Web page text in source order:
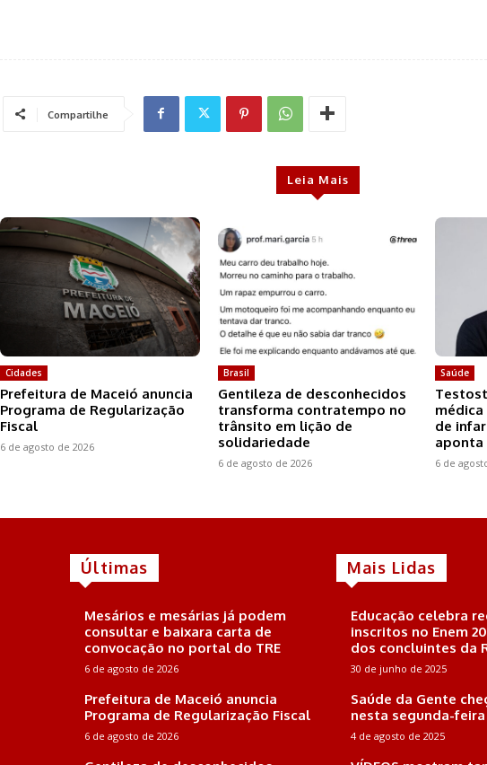
Compartilhe
Leia Mais
Cidades
Prefeitura de Maceió anuncia
Programa de Regularização
Fiscal
6 de agosto de 2026
Brasil
Gentileza de desconhecidos
transforma contratempo no
trânsito em lição de
solidariedade
6 de agosto de 2026
Saúde
de
aponta
6 de
Últimas
Mesários e mesárias já podem
consultar e baixara carta de
convocação no portal do TRE
6 de agosto de 2026
Prefeitura de Maceió anuncia
Programa de Regularização Fiscal
6 de agosto de 2026
Mais Lidas
Educação celebra
inscritos no Enem
dos concluintes da
30 de junho de 2025
Saúde da Gente
nesta segunda-feira
4 de agosto de 2025